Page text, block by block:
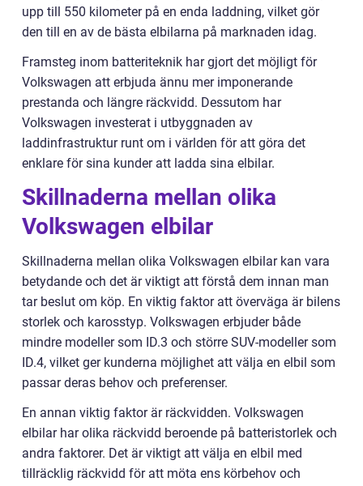
upp till 550 kilometer på en enda laddning, vilket gör
den till en av de bästa elbilarna på marknaden idag.
Framsteg inom batteriteknik har gjort det möjligt för
Volkswagen att erbjuda ännu mer imponerande
prestanda och längre räckvidd. Dessutom har
Volkswagen investerat i utbyggnaden av
laddinfrastruktur runt om i världen för att göra det
enklare för sina kunder att ladda sina elbilar.
Skillnaderna mellan olika
Volkswagen elbilar
Skillnaderna mellan olika Volkswagen elbilar kan vara
betydande och det är viktigt att förstå dem innan man
tar beslut om köp. En viktig faktor att överväga är bilens
storlek och karosstyp. Volkswagen erbjuder både
mindre modeller som ID.3 och större SUV-modeller som
ID.4, vilket ger kunderna möjlighet att välja en elbil som
passar deras behov och preferenser.
En annan viktig faktor är räckvidden. Volkswagen
elbilar har olika räckvidd beroende på batteristorlek och
andra faktorer. Det är viktigt att välja en elbil med
tillräcklig räckvidd för att möta ens körbehov och